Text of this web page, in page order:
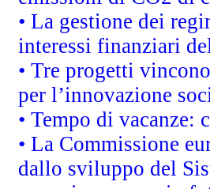
• La gestione dei
interessi finanziari
• Tre progetti
per l’innovazione
• Tempo di vacanze:
• La Commissione
dallo sviluppo del